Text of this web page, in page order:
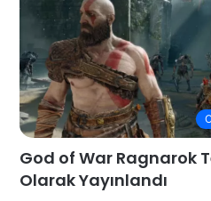
God of War Ragnarok
Olarak Yayınlandı